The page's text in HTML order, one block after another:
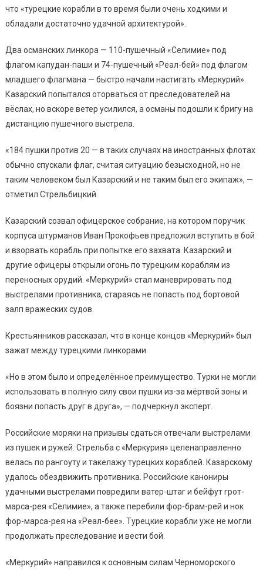
что «турецкие корабли в то время были очень ходкими и
обладали достаточно удачной архитектурой».
Два османских линкора — 110-пушечный «Селимие» под
флагом капудан-паши и 74-пушечный «Реал-бей» под флагом
младшего флагмана — быстро начали настигать «Меркурий».
Казарский попытался оторваться от преследователей на
вёслах, но вскоре ветер усилился, а османы подошли к бригу на
дистанцию пушечного выстрела.
«184 пушки против 20 — в таких случаях на иностранных флотах
обычно спускали флаг, считая ситуацию безысходной, но не
таким человеком был Казарский и не таким был его экипаж», —
отметил Стрельбицкий.
Казарский созвал офицерское собрание, на котором поручик
корпуса штурманов Иван Прокофьев предложил вступить в бой
и взорвать корабль при попытке его захвата. Казарский и
другие офицеры открыли огонь по турецким кораблям из
переносных орудий. «Меркурий» стал маневрировать под
выстрелами противника, стараясь не попасть под бортовой
залп вражеских судов.
Крестьянников рассказал, что в конце концов «Меркурий» был
зажат между турецкими линкорами.
«Но в этом было и определённое преимущество. Турки не могли
использовать в полную силу свои пушки из-за мёртвой зоны и
боязни попасть друг в друга», — подчеркнул эксперт.
Российские моряки на призывы сдаться отвечали выстрелами
из пушек и ружей. Стрельба с «Меркурия» целенаправленно
велась по рангоуту и такелажу турецких кораблей. Казарскому
удалось обездвижить противника. Российские канониры
удачными выстрелами повредили ватер-штаг и бейфут грот-
марса-рея «Селимие», а также перебили фор-брам-рей и нок
фор-марса-рея на «Реал-бее». Турецкие корабли уже не могли
продолжать преследование и вести бой.
«Меркурий» направился к основным силам Черноморского